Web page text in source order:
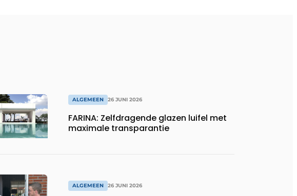
ALGEMEEN 26 JUNI 2026
FARINA: Zelfdragende glazen luifel met
maximale transparantie
ALGEMEEN 26 JUNI 2026